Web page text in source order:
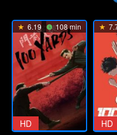
6.19 108 min
HD HD